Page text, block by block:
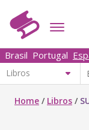
Brasil Portugal
Home / Libros /